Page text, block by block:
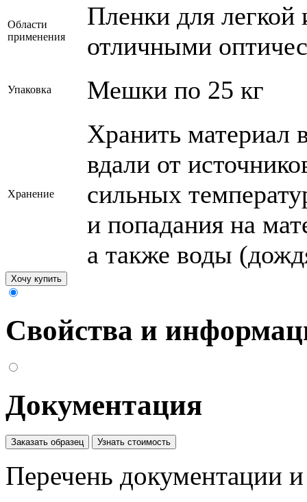
Области
применения
Пленки для легкой
отличными
Упаковка Мешки по 25 кг
Хранение
Хранить материал
вдали от
сильных
и попадания на
а также воды
Хочу купить
Свойства и
Документация
Заказать образец Узнать стоимость
Перечень документации